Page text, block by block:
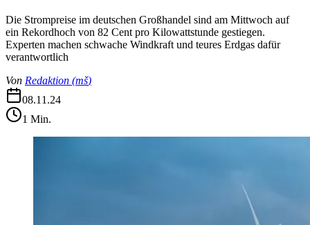
Die Strompreise im deutschen Großhandel sind am Mittwoch auf
ein Rekordhoch von 82 Cent pro Kilowattstunde gestiegen.
Experten machen schwache Windkraft und teures Erdgas dafür
verantwortlich
Von Redaktion (mš)
08.11.24
1 Min.